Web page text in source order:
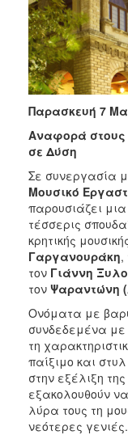
2010
2006
ΤΟΠΟΣ
ΠΟΛΙΤΙΣΜΟΣ
ΑΝΘΕΚΤΙΚΗ
ΠΟΛΗ
Παρασκευή 7
Αναφορά
σε Δύση
Σε συνεργασία
Μουσικό
παρουσιάζει
τέσσερις
κρητικής
Γαργανουράκη,
τον Γιάννη
τον Ψαραντώνη
Ονόματα με
συνδεδεμένα με
τη
παίξιμο και
στην εξέλιξη
εξακολουθούν
λύρα τους τη
νεότερες γενιές.